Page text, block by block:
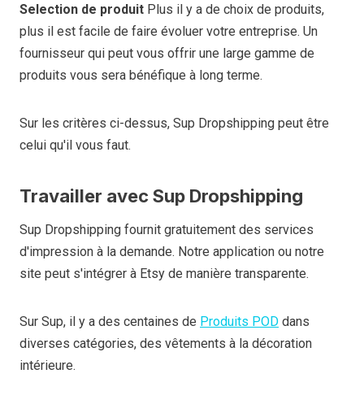
Selection de produit Plus il y a de choix de produits,
plus il est facile de faire évoluer votre entreprise. Un
fournisseur qui peut vous offrir une large gamme de
produits vous sera bénéfique à long terme.
Sur les critères ci-dessus, Sup Dropshipping peut être
celui qu'il vous faut.
Travailler avec Sup Dropshipping
Sup Dropshipping fournit gratuitement des services
d'impression à la demande. Notre application ou notre
site peut s'intégrer à Etsy de manière transparente.
Sur Sup, il y a des centaines de Produits POD dans
diverses catégories, des vêtements à la décoration
intérieure.